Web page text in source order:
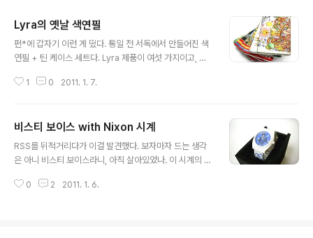
Lyra의 옛날 색연필
펀*에 갑자기 이런 게 떴다. 통일 전 서독에서 만들어진 색
연필 + 틴 케이스 세트다. Lyra 제품이 여섯 가지이고, 코
은 곳에서 빈티지 파버 카스텔 같은 제품이 4, 5불 대에 팔
티지 틴 케이스에 관심이 많다면 나름 두근거리는 컬렉션
이다. 연필 세트였으면 뒤도 안돌아보고 질렀겠지만, 색연
필이라 관뒀다. 차례대로 팔려나가는 걸 보니 뭔가 아쉽긴
다.... ㅠㅠ 이런 거 상당히 좋아한다. 연필의 완성은 틴 케이
1 0 2011. 1. 7.
비스티 보이스 with Nixon 시계
RSS를 뒤적거리다가 이걸 발견했다. 보자마자 드는 생각
은 아니 비스티 보이스라니, 아직 살아있었나. 이 시계의 이
절을 보낸 사람이라면(지금도 있겠지만) 물론 가지고 싶다.
0 2 2011. 1. 6.